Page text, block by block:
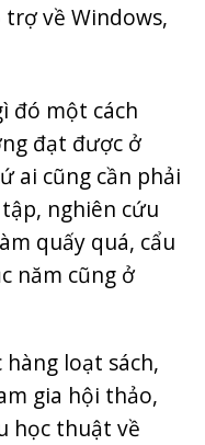
về Windows,
đó một cách
đạt được ở
ai cũng cần phải
nghiên cứu
quấy quá, cẩu
năm cũng ở
hàng loạt sách,
gia hội thảo,
học thuật về